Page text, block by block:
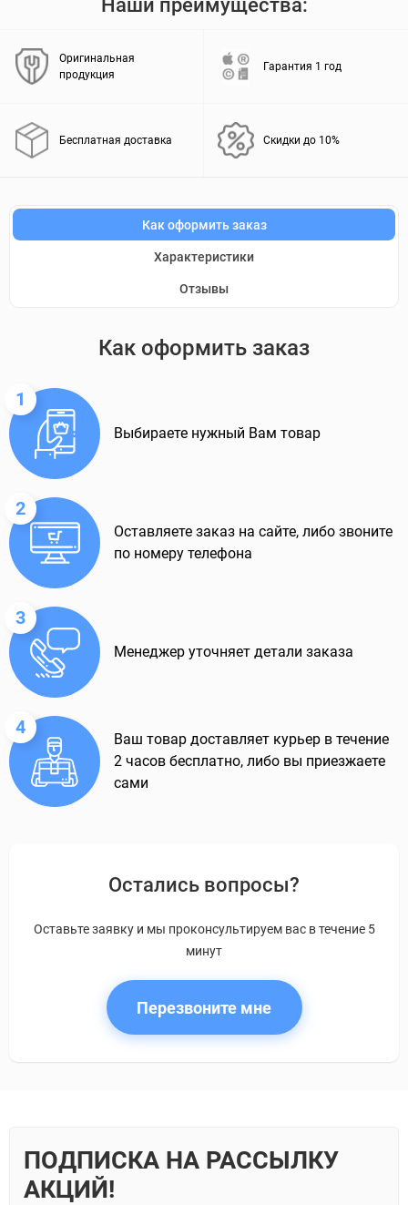
Наши преимущества:
Оригинальная
продукция
Гарантия 1 год
Бесплатная доставка Скидки до 10%
Как оформить заказ
Характеристики
Отзывы
Как оформить заказ
1
Выбираете нужный Вам товар
2
Оставляете заказ на сайте, либо звоните
по номеру телефона
3
Менеджер уточняет детали заказа
4
Ваш товар доставляет курьер в течение
2 часов бесплатно, либо вы приезжаете
сами
Остались вопросы?
Оставьте заявку и мы проконсультируем вас в течение 5
минут
Перезвоните мне
ПОДПИСКА НА РАССЫЛКУ
АКЦИЙ!